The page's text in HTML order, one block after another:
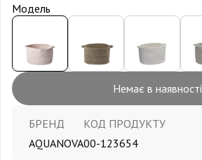
Модель
Немає в наявності
БРЕНД
AQUANOVA
КОД ПРОДУКТУ
00-123654